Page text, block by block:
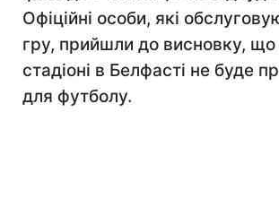
Офіційні особи, які
гру, прийшли до висновку, що
стадіоні в Белфасті не буде
для футболу.